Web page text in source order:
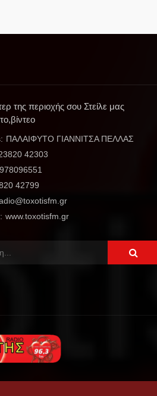
της περιοχής σου Στείλε μας
ΠΑΛΑΙΦΥΤΟ ΓΙΑΝΝΙΤΣΑ ΠΕΛΛΑΣ
42303
42799
www.toxotisfm.gr